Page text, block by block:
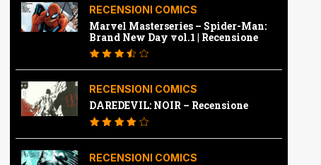
RECENSIONI COMICS
Marvel Masterseries – Spider-Man:
Brand New Day vol.1 | Recensione
RECENSIONI COMICS
DAREDEVIL: NOIR – Recensione
RECENSIONI COMICS